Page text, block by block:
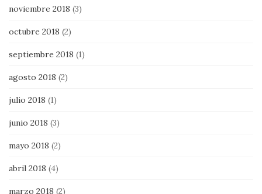
noviembre 2018 (3)
octubre 2018 (2)
septiembre 2018 (1)
agosto 2018 (2)
julio 2018 (1)
junio 2018 (3)
mayo 2018 (2)
abril 2018 (4)
marzo 2018 (2)